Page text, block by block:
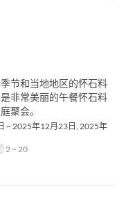
节和当地地区的怀石料
非常美丽的午餐怀石料
聚会。
~ 2025年12月23日, 2025年
2 ~ 20